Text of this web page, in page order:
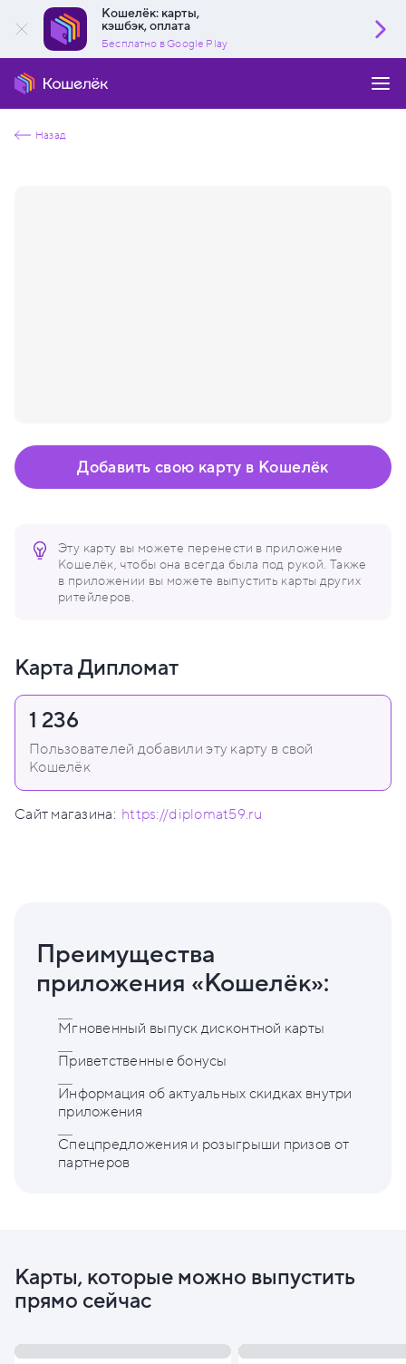
Кошелёк: карты,
кэшбэк, оплата
Бесплатно в Google Play
Назад
Эту карту вы можете перенести в приложение
Кошелёк, чтобы она всегда была под рукой. Также
в приложении вы можете выпустить карты других
ритейлеров.
Добавить свою карту в Кошелёк
Карта Дипломат
1 236
Пользователей добавили эту карту в свой
Кошелёк
Сайт магазина: https://diplomat59.ru
Преимущества
приложения «Кошелёк»:
Мгновенный выпуск дисконтной карты
Приветственные бонусы
Информация об актуальных скидках внутри
приложения
Спецпредложения и розыгрыши призов от
партнеров
Карты, которые можно выпустить
прямо сейчас